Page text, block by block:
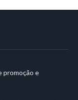
promoção e